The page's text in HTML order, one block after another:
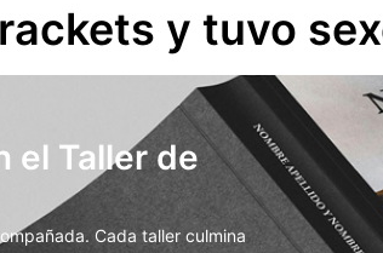
y tuvo
el Taller de
Cada taller culmina